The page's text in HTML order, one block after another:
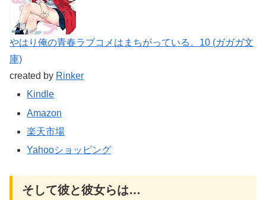
やはり俺の青春ラブコメはまちがっている。10 (ガガガ文
庫)
created by Rinker
Kindle
Amazon
楽天市場
Yahooショッピング
そして彼と彼女らは…